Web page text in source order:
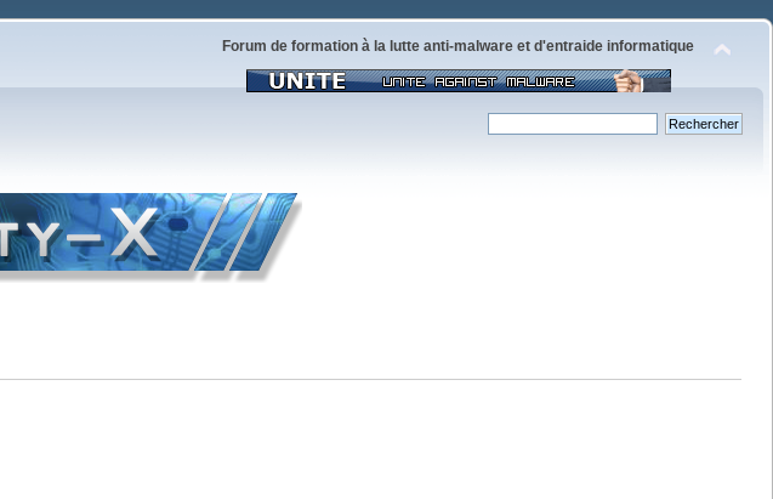
Forum de formation à la lutte anti-malware et d'entraide informatique